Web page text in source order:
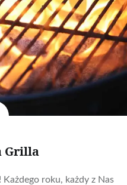
Grilla
roku, każdy z Nas